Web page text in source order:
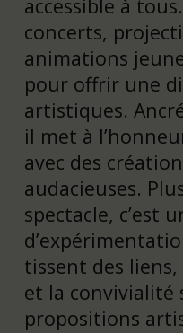
accessible à
concerts,
animations
pour offrir une
artistiques.
il met à
avec des
audacieuses.
spectacle, c’est
tissent des
et la
propositions